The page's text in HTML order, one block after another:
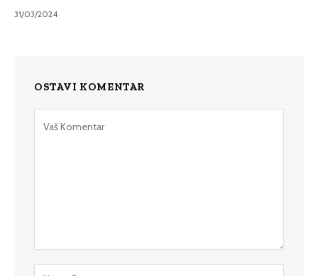
31/03/2024
OSTAVI KOMENTAR